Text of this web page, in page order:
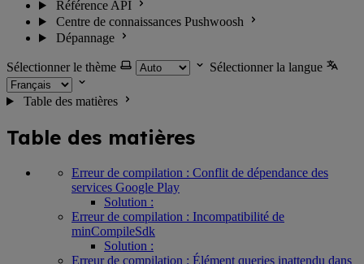
Référence API
Centre de connaissances Pushwoosh
Dépannage
Sélectionner le thème Sélectionner la langue
Table des matières
Table des matières
Erreur de compilation : Conflit de dépendance des
services Google Play
Solution :
Erreur de compilation : Incompatibilité de
minCompileSdk
Solution :
Erreur de compilation : Élément queries inattendu dans